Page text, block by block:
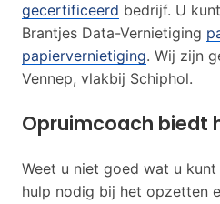
gecertificeerd bedrijf. U
Brantjes Data-Vernietiging
papiervernietiging. Wij zijn
Vennep, vlakbij Schiphol.
Opruimcoach biedt
Weet u niet goed wat u
hulp nodig bij het opzetten